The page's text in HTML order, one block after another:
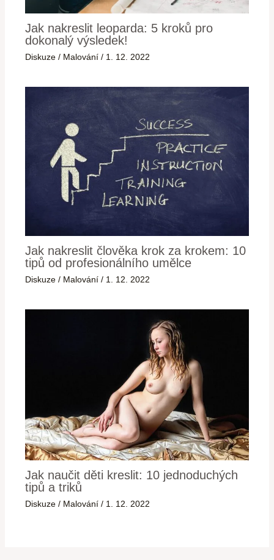
Jak nakreslit leoparda: 5 kroků pro
dokonalý výsledek!
Diskuze / Malování / 1. 12. 2022
Jak nakreslit člověka krok za krokem: 10
tipů od profesionálního umělce
Diskuze / Malování / 1. 12. 2022
Jak naučit děti kreslit: 10 jednoduchých
tipů a triků
Diskuze / Malování / 1. 12. 2022